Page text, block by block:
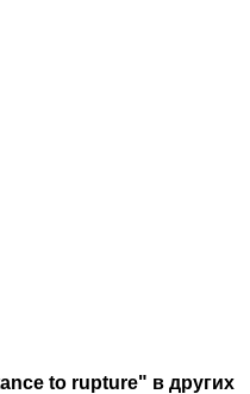
to rupture" в других